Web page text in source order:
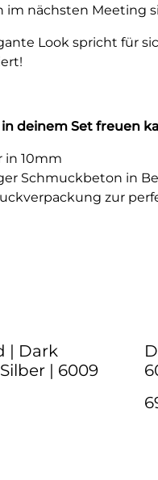
im nächsten Meeting
Look spricht für
deinem Set freuen
in 10mm
Schmuckbeton in
zur
| Dark
| 6009